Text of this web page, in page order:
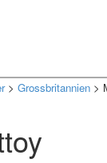
> Grossbritannien >